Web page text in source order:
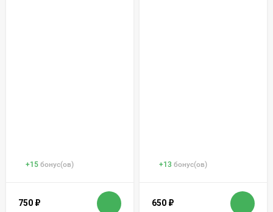
+15 бонус(ов)
750 ₽
+13 бонус(ов)
650 ₽